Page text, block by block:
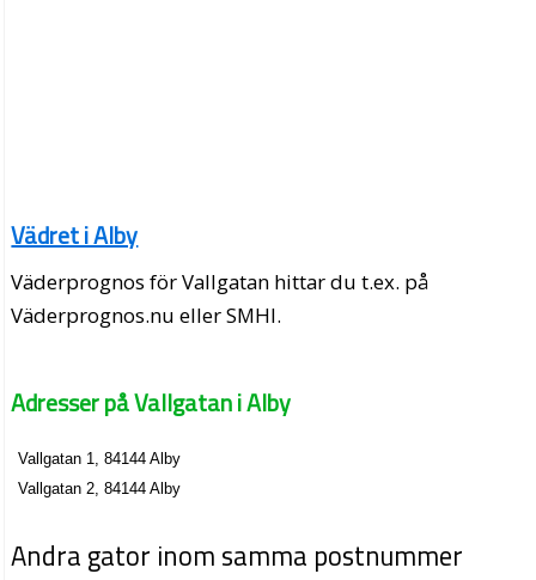
Vädret i Alby
Väderprognos för Vallgatan hittar du t.ex. på
Väderprognos.nu eller SMHI.
Adresser på Vallgatan i Alby
Vallgatan 1, 84144 Alby
Vallgatan 2, 84144 Alby
Andra gator inom samma postnummer